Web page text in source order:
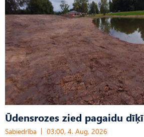
Ūdensrozes zied pagaidu dīķī
Sabiedrība 03:00, 4. Aug, 2026